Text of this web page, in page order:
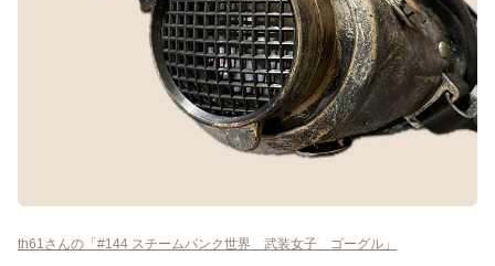
th61さんの「#144 スチームパンク世界 武装女子 ゴーグル」